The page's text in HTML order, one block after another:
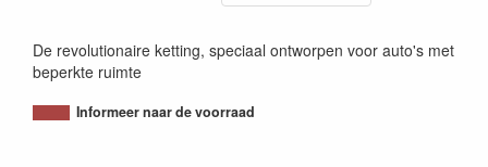
De revolutionaire ketting, speciaal ontworpen voor auto's met
beperkte ruimte
Informeer naar de voorraad